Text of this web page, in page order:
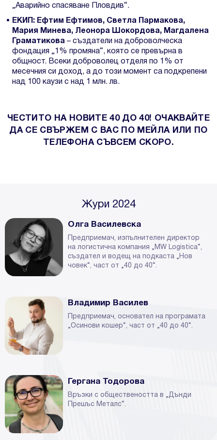
„Аварийно спасяване Пловдив“.
ЕКИП: Ефтим Ефтимов, Светла Пармакова,
Мария Минева, Леонора Шокордова, Магдалена
Граматикова – създатели на доброволческа
фондация „1% промяна“, която се превърна в
общност. Всеки доброволец отделя по 1% от
месечния си доход, а до този момент са подкрепени
над 100 каузи с над 1 млн. лв.
ЧЕСТИТО НА НОВИТЕ 40 ДО 40! ОЧАКВАЙТЕ
ДА СЕ СВЪРЖЕМ С ВАС ПО МЕЙЛА ИЛИ ПО
ТЕЛЕФОНА СЪВСЕМ СКОРО.
Жури 2024
Олга Василевска
Предприемач, изпълнителен директор
на логистична компания „MW Logistica“,
създател и водещ на подкаста „Нов
човек“, част от „40 до 40“.
Владимир Василев
Предприемач, основател на програмата
„Осинови кошер“, част от „40 до 40“.
Гергана Тодорова
Връзки с обществеността в „Дънди
Прешъс Металс“.